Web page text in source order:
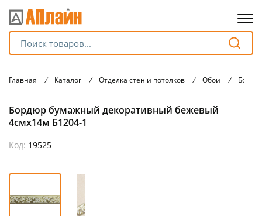
Главная / Каталог / Отделка стен и потолков / Обои /
Бордюр бумажный декоративный бежевый
4смх14м Б1204-1
Код: 19525
оплатуна части
График платежей